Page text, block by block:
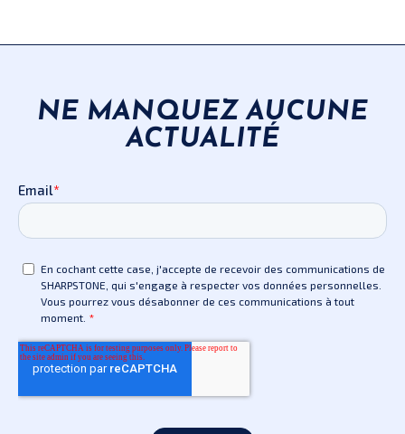
NE MANQUEZ AUCUNE
ACTUALITÉ